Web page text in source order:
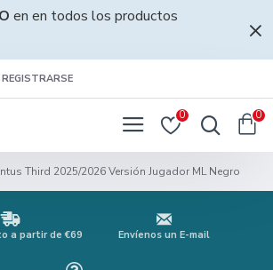
en en todos los productos
REGISTRARSE
0 0
Third 2025/2026 Versión Jugador ML Negro
a partir de €69 Envíenos un E-mail